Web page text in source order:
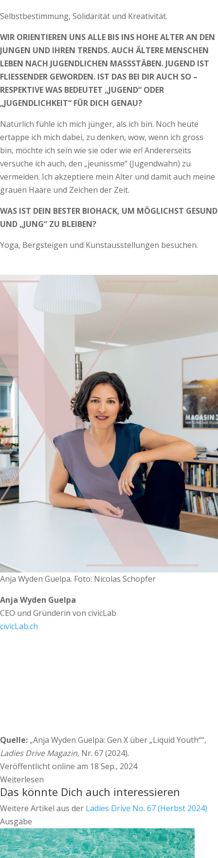
Selbstbestimmung, Solidarität und Kreativität.
WIR ORIENTIEREN UNS ALLE BIS INS HOHE ALTER AN DEN
JUNGEN UND IHREN TRENDS. AUCH ÄLTERE MENSCHEN
LEBEN NACH JUGENDLICHEN MASSSTÄBEN. JUGEND IST
FLIESSENDER GEWORDEN. IST DAS BEI DIR AUCH SO –
RESPEKTIVE WAS BEDEUTET „JUGEND“ ODER
„JUGENDLICHKEIT“ FÜR DICH GENAU?
Natürlich fühle ich mich jünger, als ich bin. Noch heute
ertappe ich mich dabei, zu denken, wow, wenn ich gross
bin, möchte ich sein wie sie oder wie er! Andererseits
versuche ich auch, den „jeunissme“ (Jugendwahn) zu
vermeiden. Ich akzeptiere mein Alter und damit auch meine
grauen Haare und Zeichen der Zeit.
WAS IST DEIN BESTER BIOHACK, UM MÖGLICHST GESUND
UND „JUNG“ ZU BLEIBEN?
Yoga, Bergsteigen und Kunstausstellungen besuchen.
Anja Wyden Guelpa. Foto: Nicolas Schopfer
Anja Wyden Guelpa
CEO und Gründerin von civicLab
civicLab.ch
Quelle: „Anja Wyden Guelpa: Gen X über „Liquid Youth““,
Ladies Drive Magazin, Nr. 67 (2024).
Veröffentlicht online am 18 Sep., 2024
Weiterlesen
Das könnte Dich auch interessieren
Weitere Artikel aus der Ladies Drive No. 67 (Herbst 2024)
Ausgabe